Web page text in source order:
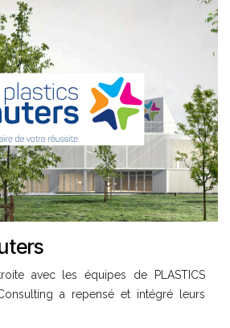
avec les équipes de PLASTICS
a repensé et intégré leurs